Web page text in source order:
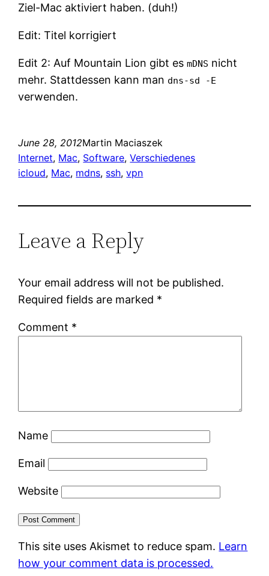
Ziel-Mac aktiviert haben. (duh!)
Edit: Titel korrigiert
Edit 2: Auf Mountain Lion gibt esmDNS nicht
mehr. Stattdessen kann man dns-sd -E
verwenden.
June 28, 2012Martin Maciaszek
Internet, Mac, Software, Verschiedenes
icloud, Mac, mdns, ssh, vpn
Leave a Reply
Your email address will not be published.
Required fields are marked *
Comment *
Name
Email
Website
This site uses Akismet to reduce spam. Learn
how your comment data is processed.